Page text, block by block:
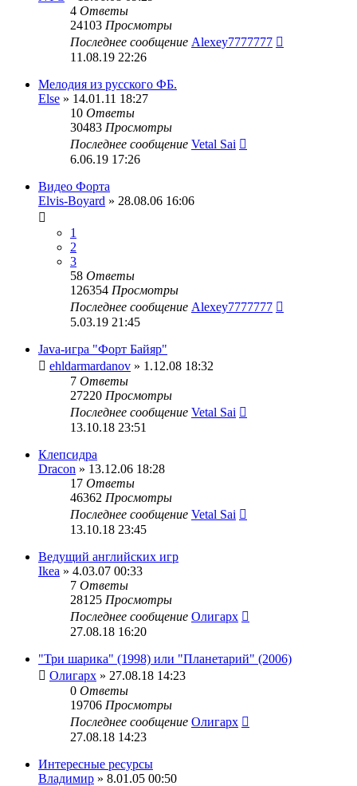
4 Ответы
24103 Просмотры
Последнее сообщение Alexey7777777
11.08.19 22:26
Мелодия из русского ФБ.
Else » 14.01.11 18:27
10 Ответы
30483 Просмотры
Последнее сообщение Vetal Sai
6.06.19 17:26
Видео Форта
Elvis-Boyard » 28.08.06 16:06
1
2
3
58 Ответы
126354 Просмотры
Последнее сообщение Alexey7777777
5.03.19 21:45
Java-игра "Форт Байяр"
ehldarmardanov » 1.12.08 18:32
7 Ответы
27220 Просмотры
Последнее сообщение Vetal Sai
13.10.18 23:51
Клепсидра
Dracon » 13.12.06 18:28
17 Ответы
46362 Просмотры
Последнее сообщение Vetal Sai
13.10.18 23:45
Ведущий английских игр
Ikea » 4.03.07 00:33
7 Ответы
28125 Просмотры
Последнее сообщение Олигарх
27.08.18 16:20
"Три шарика" (1998) или "Планетарий" (2006)
Олигарх » 27.08.18 14:23
0 Ответы
19706 Просмотры
Последнее сообщение Олигарх
27.08.18 14:23
Интересные ресурсы
Владимир » 8.01.05 00:50